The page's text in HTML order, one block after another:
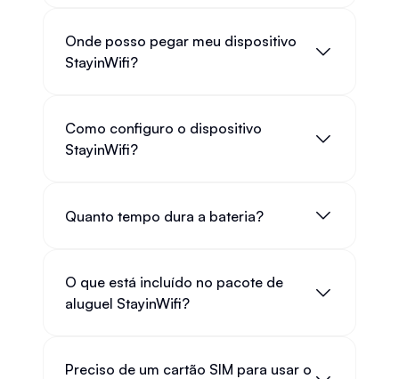
Onde posso pegar meu dispositivo
StayinWifi?
Como configuro o dispositivo
StayinWifi?
Quanto tempo dura a bateria?
O que está incluído no pacote de
aluguel StayinWifi?
Preciso de um cartão SIM para usar o